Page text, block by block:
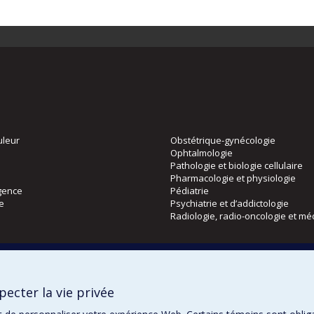
Obstétrique-gynécologie
Ophtalmologie
Pathologie et biologie cellulaire
Pharmacologie et physiologie
Pédiatrie
Psychiatrie et d’addictologie
Radiologie, radio-oncologie et
la vie privée